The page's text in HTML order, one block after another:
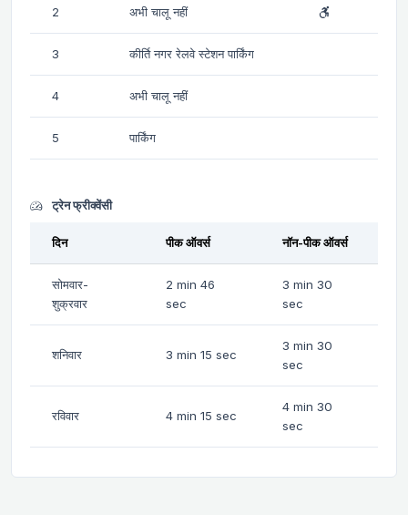
2 अभी चालू नहीं
3 कीर्ति नगर रेलवे स्टेशन पार्किंग
4 अभी चालू नहीं
5 पार्किंग
ट्रेन फ्रीक्वेंसी
दिन पीक ऑवर्स नॉन-पीक ऑवर्स
सोमवार-
शुक्रवार
2 min 46
sec
3 min 30
sec
शनिवार 3 min 15 sec
3 min 30
sec
रविवार 4 min 15 sec
4 min 30
sec